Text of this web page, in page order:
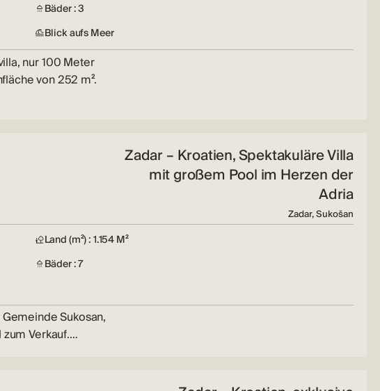
Bäder : 3
Blick aufs Meer
nur 100 Meter
von 252 m².
Zadar – Kroatien, Spektakuläre Villa
mit großem Pool im Herzen der
Adria
Zadar, Sukošan
Land (m²) : 1.154 M²
Bäder : 7
Sukosan,
Verkauf.…